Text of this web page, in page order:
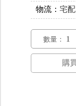
物流：宅配
數量：